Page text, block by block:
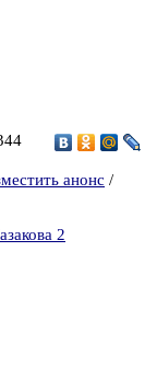
анонс /
2